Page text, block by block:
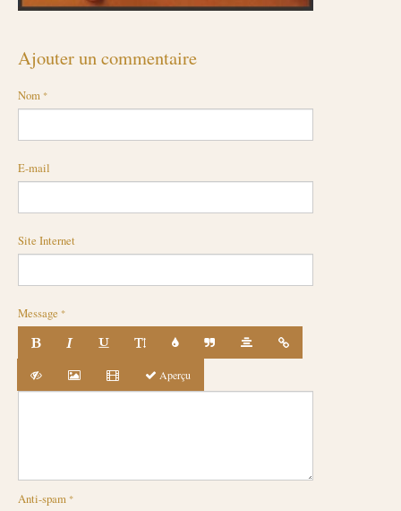
Ajouter un commentaire
Nom
E-mail
Site Internet
Message
Aperçu
Anti-spam